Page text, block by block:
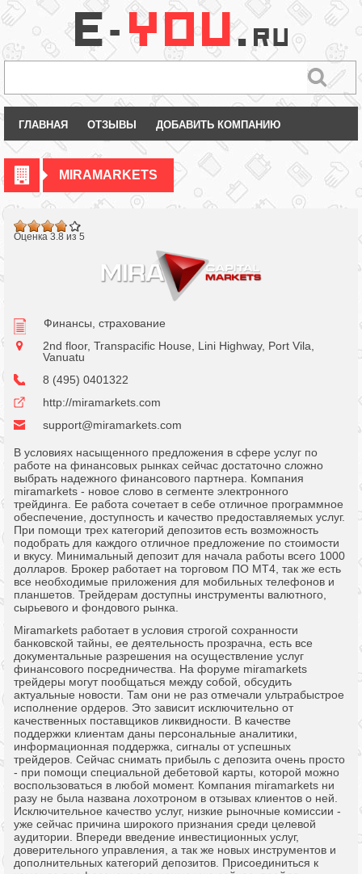
ГЛАВНАЯ ОТЗЫВЫ ДОБАВИТЬ КОМПАНИЮ
MIRAMARKETS
.7
Оценка 3.8 из 5
Финансы, страхование
2nd floor, Transpacific House, Lini Highway, Port Vila,
Vanuatu
8 (495) 0401322
http://miramarkets.com
support@miramarkets.com
В условиях насыщенного предложения в сфере услуг по
работе на финансовых рынках сейчас достаточно сложно
выбрать надежного финансового партнера. Компания
miramarkets - новое слово в сегменте электронного
трейдинга. Ее работа сочетает в себе отличное программное
обеспечение, доступность и качество предоставляемых услуг.
При помощи трех категорий депозитов есть возможность
подобрать для каждого отличное предложение по стоимости
и вкусу. Минимальный депозит для начала работы всего 1000
долларов. Брокер работает на торговом ПО МТ4, так же есть
все необходимые приложения для мобильных телефонов и
планшетов. Трейдерам доступны инструменты валютного,
сырьевого и фондового рынка.
Мiramarkets работает в условия строгой сохранности
банковской тайны, ее деятельность прозрачна, есть все
документальные разрешения на осуществление услуг
финансового посредничества. На форуме miramarkets
трейдеры могут пообщаться между собой, обсудить
актуальные новости. Там они не раз отмечали ультрабыстрое
исполнение ордеров. Это зависит исключительно от
качественных поставщиков ликвидности. В качестве
поддержки клиентам даны персональные аналитики,
информационная поддержка, сигналы от успешных
трейдеров. Сейчас снимать прибыль с депозита очень просто
- при помощи специальной дебетовой карты, которой можно
воспользоваться в любой момент. Компания miramarkets ни
разу не была названа лохотроном в отзывах клиентов о ней.
Исключительное качество услуг, низкие рыночные комиссии -
уже сейчас причина широкого признания среди целевой
аудитории. Впереди введение инвестиционных услуг,
доверительного управления, а так же новых инструментов и
дополнительных категорий депозитов. Присоединиться к